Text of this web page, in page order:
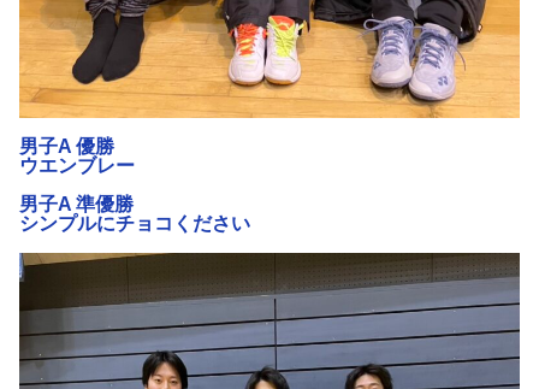
男子A 優勝
ウエンブレー
男子A 準優勝
シンプルにチョコください